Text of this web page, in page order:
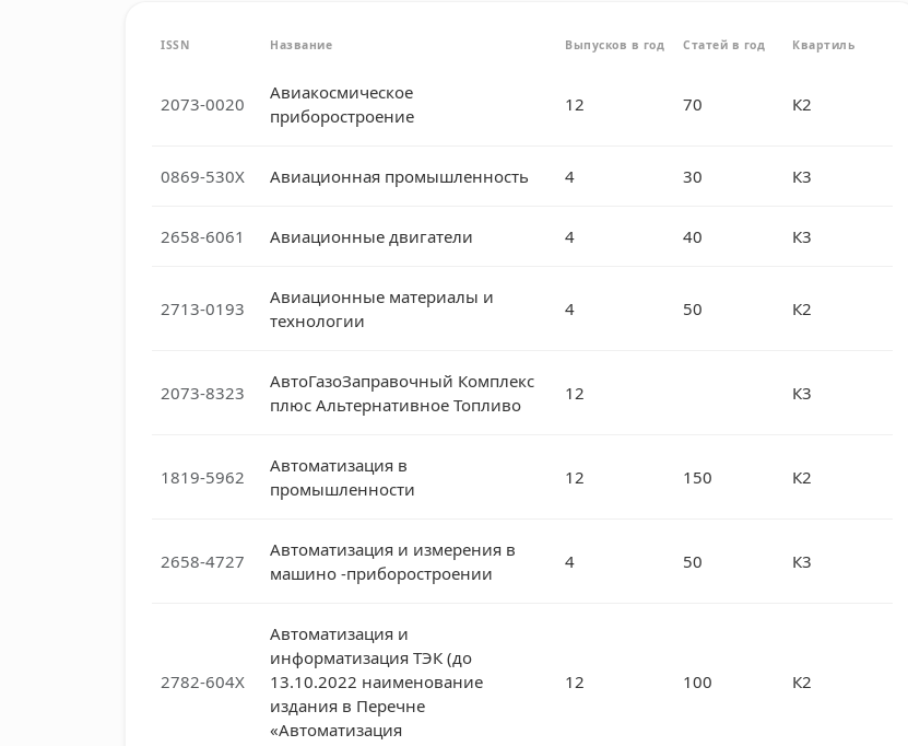
ISSN Название Выпусков в год Статей в год Квартиль
2073-0020
Авиакосмическое
приборостроение
12 70 К2
0869-530X Авиационная промышленность 4 30 К3
2658-6061 Авиационные двигатели 4 40 К3
2713-0193
Авиационные материалы и
технологии
4 50 К2
2073-8323
АвтоГазоЗаправочный Комплекс
плюс Альтернативное Топливо
12 К3
1819-5962
Автоматизация в
промышленности
12 150 К2
2658-4727
Автоматизация и измерения в
машино -приборостроении
4 50 К3
2782-604X
Автоматизация и
информатизация ТЭК (до
13.10.2022 наименование
издания в Перечне
«Автоматизация
12 100 К2